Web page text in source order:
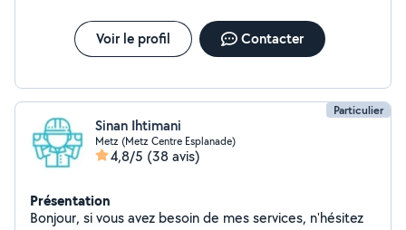
Voir le profil Contacter
Particulier
Sinan Ihtimani
Metz (Metz Centre Esplanade)
4,8/5 (38 avis)
Présentation
Bonjour, si vous avez besoin de mes services, n'hésitez